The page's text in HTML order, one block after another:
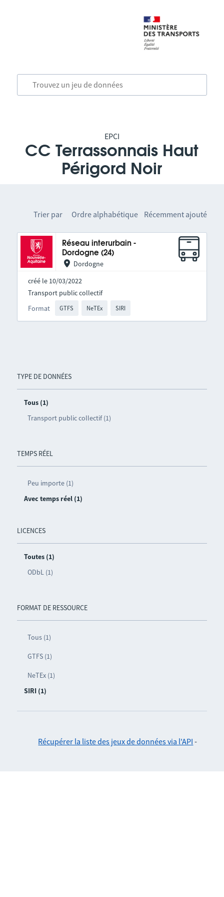
EPCI
CC Terrassonnais Haut
Périgord Noir
TYPE DE DONNÉES
Tous (1)
Transport public collectif (1)
TEMPS RÉEL
Peu importe (1)
Avec temps réel (1)
LICENCES
Toutes (1)
ODbL (1)
FORMAT DE RESSOURCE
Tous (1)
GTFS (1)
NeTEx (1)
SIRI (1)
Trier par Ordre alphabétique Récemment ajouté
Réseau interurbain -
Dordogne (24)
Dordogne
créé le 10/03/2022
Format GTFS NeTEx SIRI
Transport public collectif
Récupérer la liste des jeux de données via l'API -